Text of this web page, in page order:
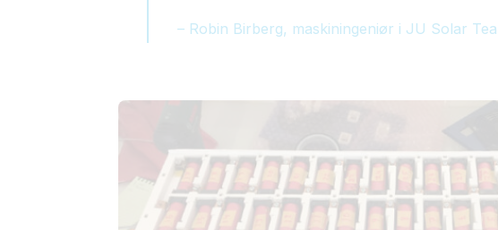
– Robin Birberg, maskiningeniør i JU Solar